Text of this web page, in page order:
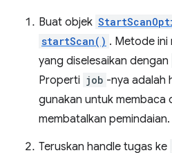
Buat objek
startScan() . Metode ini
yang diselesaikan dengan
Properti job -nya adalah
gunakan untuk membaca
membatalkan pemindaian.
Teruskan handle tugas ke